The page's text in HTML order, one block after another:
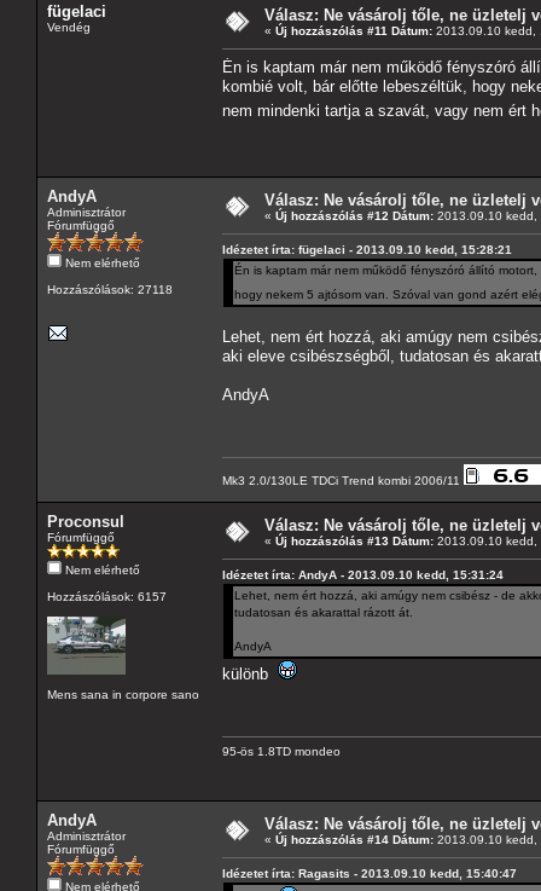
fügelaci
Vendég
Válasz: Ne vásárolj tőle, ne üzletelj
« Új hozzászólás #11 Dátum: 2013.09.10 kedd,
Én is kaptam már nem működő fényszóró
kombié volt, bár előtte lebeszéltük, hogy
nem mindenki tartja a szavát, vagy nem ért
AndyA
Adminisztrátor
Fórumfüggő
Nem elérhető
Hozzászólások: 27118
Válasz: Ne vásárolj tőle, ne üzletelj
« Új hozzászólás #12 Dátum: 2013.09.10 kedd,
Idézetet írta: fügelaci - 2013.09.10 kedd, 15:28:21
Én is kaptam már nem működő fényszóró állító
hogy nekem 5 ajtósom van. Szóval van gond azért
Lehet, nem ért hozzá, aki amúgy nem
aki eleve csibészségből, tudatosan és
AndyA
Mk3 2.0/130LE TDCi Trend kombi 2006/11
Proconsul
Fórumfüggő
Nem elérhető
Hozzászólások: 6157
Mens sana in corpore sano
Válasz: Ne vásárolj tőle, ne üzletelj
« Új hozzászólás #13 Dátum: 2013.09.10 kedd,
Idézetet írta: AndyA - 2013.09.10 kedd, 15:31:24
Lehet, nem ért hozzá, aki amúgy nem csibész - de
tudatosan és akarattal rázott át.
AndyA
különb
95-ös 1.8TD mondeo
AndyA
Adminisztrátor
Fórumfüggő
Nem elérhető
Válasz: Ne vásárolj tőle, ne üzletelj
« Új hozzászólás #14 Dátum: 2013.09.10 kedd,
Idézetet írta: Ragasits - 2013.09.10 kedd, 15:40:47